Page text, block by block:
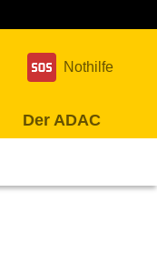
Nothilfe
Der ADAC